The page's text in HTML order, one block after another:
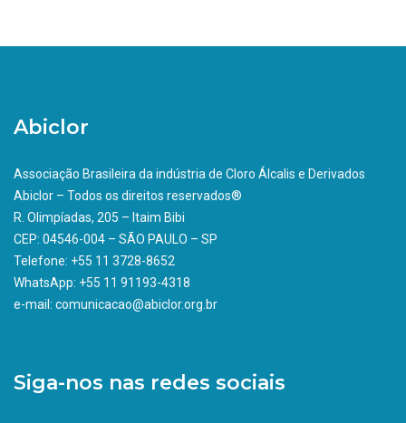
Abiclor
Associação Brasileira da indústria de Cloro Álcalis e Derivados
Abiclor – Todos os direitos reservados®
R. Olimpíadas, 205 – Itaim Bibi
CEP: 04546-004 – SÃO PAULO – SP
Telefone: +55 11 3728-8652
WhatsApp: +55 11 91193-4318
e-mail: comunicacao@abiclor.org.br
Siga-nos nas redes sociais